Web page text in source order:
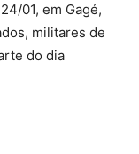
01, em Gagé,
militares de
do dia